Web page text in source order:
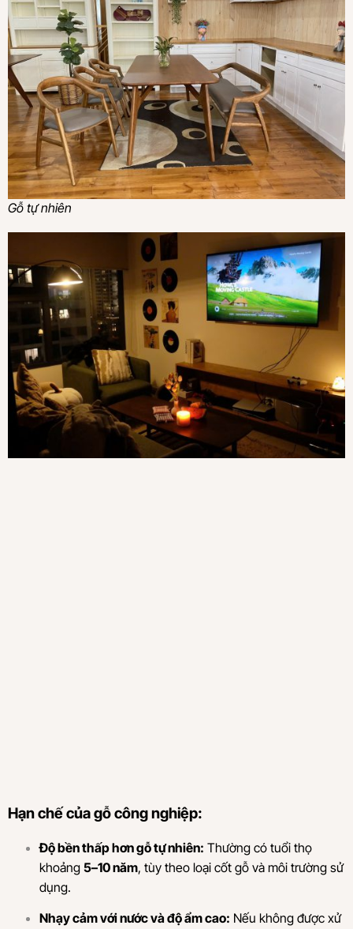
Gỗ tự nhiên
Hạn chế của gỗ công nghiệp:
Độ bền thấp hơn gỗ tự nhiên: Thường có tuổi thọ
khoảng 5–10 năm, tùy theo loại cốt gỗ và môi trường sử
dụng.
Nhạy cảm với nước và độ ẩm cao: Nếu không được xử